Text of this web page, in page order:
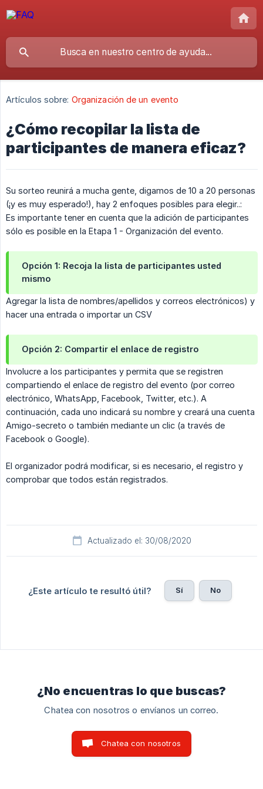
Artículos sobre: Organización de un evento
¿Cómo recopilar la lista de
participantes de manera eficaz?
Su sorteo reunirá a mucha gente, digamos de 10 a 20 personas
(¡y es muy esperado!), hay 2 enfoques posibles para elegir..:
Es importante tener en cuenta que la adición de participantes
sólo es posible en la Etapa 1 - Organización del evento.
Opción 1: Recoja la lista de participantes usted
mismo
Agregar la lista de nombres/apellidos y correos electrónicos) y
hacer una entrada o importar un CSV
Opción 2: Compartir el enlace de registro
Involucre a los participantes y permita que se registren
compartiendo el enlace de registro del evento (por correo
electrónico, WhatsApp, Facebook, Twitter, etc.). A
continuación, cada uno indicará su nombre y creará una cuenta
Amigo-secreto o también mediante un clic (a través de
Facebook o Google).
El organizador podrá modificar, si es necesario, el registro y
comprobar que todos están registrados.
Actualizado el: 30/08/2020
¿Este artículo te resultó útil? Sí No
¿No encuentras lo que buscas?
Chatea con nosotros o envíanos un correo.
Chatea con nosotros